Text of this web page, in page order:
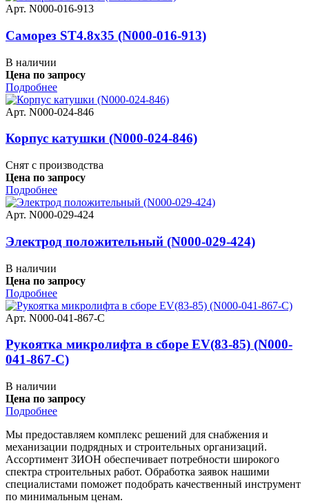
Арт. N000-016-913
Саморез ST4.8х35 (N000-016-913)
В наличии
Цена по запросу
Подробнее
Арт. N000-024-846
Корпус катушки (N000-024-846)
Снят с производства
Цена по запросу
Подробнее
Арт. N000-029-424
Электрод положительный (N000-029-424)
В наличии
Цена по запросу
Подробнее
Арт. N000-041-867-C
Рукоятка микролифта в сборе EV(83-85) (N000-
041-867-C)
В наличии
Цена по запросу
Подробнее
Мы предоставляем комплекс решений для снабжения и
механизации подрядных и строительных организаций.
Ассортимент ЗИОН обеспечивает потребности широкого
спектра строительных работ. Обработка заявок нашими
специалистами поможет подобрать качественный инструмент
по минимальным ценам.